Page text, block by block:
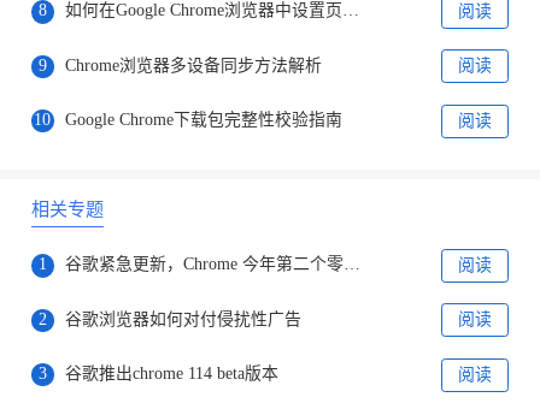
8 如何在Google Chrome浏览器中设置页面刷新 阅读
9 Chrome浏览器多设备同步方法解析 阅读
10 Google Chrome下载包完整性校验指南 阅读
相关专题
1 谷歌紧急更新，Chrome 今年第二个零日漏洞曝光！ 阅读
2 谷歌浏览器如何对付侵扰性广告 阅读
3 谷歌推出chrome 114 beta版本 阅读